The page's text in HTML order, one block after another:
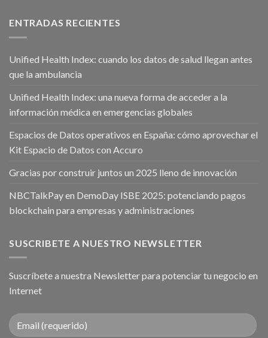
ENTRADAS RECIENTES
Unified Health Index: cuando los datos de salud llegan antes
que la ambulancia
Unified Health Index: una nueva forma de acceder a la
información médica en emergencias globales
Espacios de Datos operativos en España: cómo aprovechar el
Kit Espacio de Datos con Accuro
Gracias por construir juntos un 2025 lleno de innovación
NBCTalkPay en DemoDay ISBE 2025: potenciando pagos
blockchain para empresas y administraciones
SUSCRIBETE A NUESTRO NEWSLETTER
Suscríbete a nuestra Newsletter para potenciar tu negocio en
Internet